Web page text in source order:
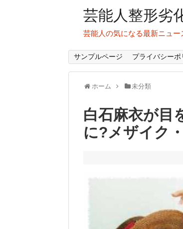
芸能人整形劣
芸能人の気になる最新ニュー
サンプルページ プライバシーポ
ホーム 未分類
白石麻衣が目
に?メザイク